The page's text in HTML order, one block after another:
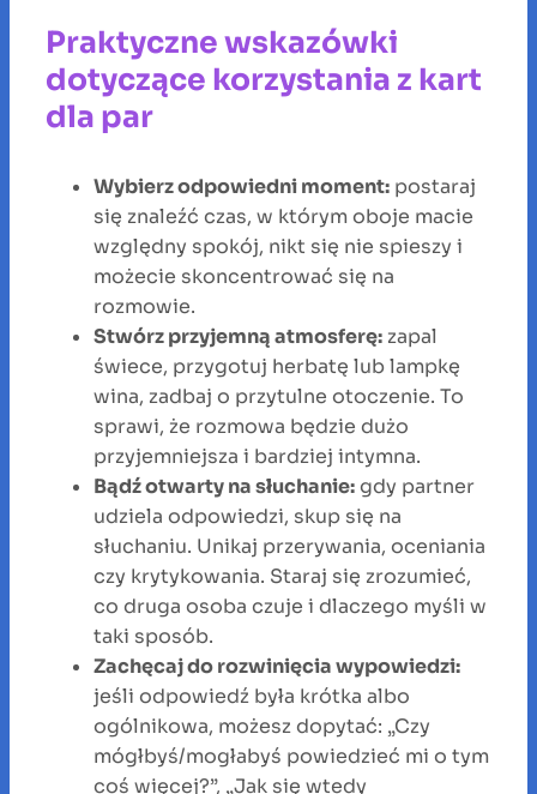
Praktyczne wskazówki
dotyczące korzystania z kart
dla par
Wybierz odpowiedni moment: postaraj
się znaleźć czas, w którym oboje macie
względny spokój, nikt się nie spieszy i
możecie skoncentrować się na
rozmowie.
Stwórz przyjemną atmosferę: zapal
świece, przygotuj herbatę lub lampkę
wina, zadbaj o przytulne otoczenie. To
sprawi, że rozmowa będzie dużo
przyjemniejsza i bardziej intymna.
Bądź otwarty na słuchanie:gdy partner
udziela odpowiedzi, skup się na
słuchaniu. Unikaj przerywania, oceniania
czy krytykowania. Staraj się zrozumieć,
co druga osoba czuje i dlaczego myśli w
taki sposób.
Zachęcaj do rozwinięcia wypowiedzi:
jeśli odpowiedź była krótka albo
ogólnikowa, możesz dopytać: „Czy
mógłbyś/mogłabyś powiedzieć mi o tym
coś więcej?”, „Jak się wtedy